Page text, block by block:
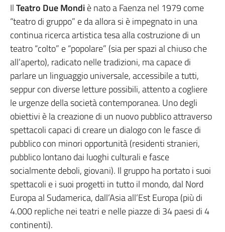
IlTeatro Due Mondiè nato a Faenza nel 1979 come
“teatro di gruppo” e da allora si è impegnato in una
continua ricerca artistica tesa alla costruzione di un
teatro “colto” e “popolare” (sia per spazi al chiuso che
all’aperto), radicato nelle tradizioni, ma capace di
parlare un linguaggio universale, accessibile a tutti,
seppur con diverse letture possibili, attento a cogliere
le urgenze della società contemporanea. Uno degli
obiettivi è la creazione di un nuovo pubblico attraverso
spettacoli capaci di creare un dialogo con le fasce di
pubblico con minori opportunità (residenti stranieri,
pubblico lontano dai luoghi culturali e fasce
socialmente deboli, giovani). Il gruppo ha portato i suoi
spettacoli e i suoi progetti in tutto il mondo, dal Nord
Europa al Sudamerica, dall’Asia all’Est Europa (più di
4.000 repliche nei teatri e nelle piazze di 34 paesi di 4
continenti).